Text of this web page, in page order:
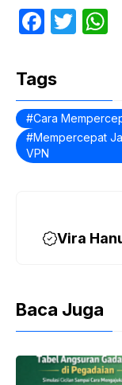
F
c
e
b
o
T
er s
p
Tags
Cara
Mempercepat
VPN
Vira
Baca Juga